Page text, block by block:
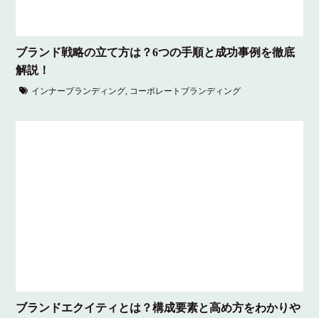
ブランド戦略の立て方は？6つの手順と成功事例を徹底
解説！
インナーブランディング, コーポレートブランディング
ブランドエクイティとは？構成要素と高め方をわかりや